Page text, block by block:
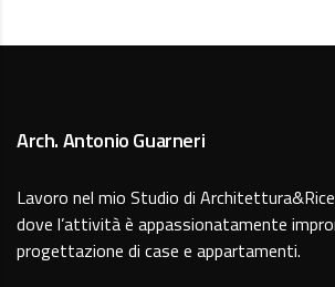
Arch. Antonio Guarneri
Lavoro nel mio Studio di
dove l’attività è appassionatamente
progettazione di case e appartamenti.